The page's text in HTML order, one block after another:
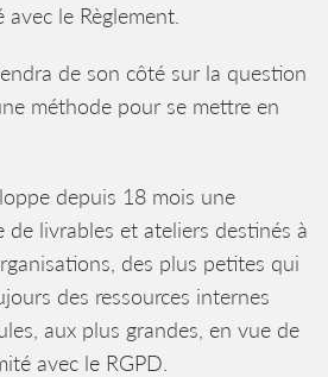
le Règlement.
de son côté sur la question
méthode pour se mettre en
depuis 18 mois une
de livrables et ateliers destinés à
des plus petites qui
des ressources internes
aux plus grandes, en vue de
avec le RGPD.